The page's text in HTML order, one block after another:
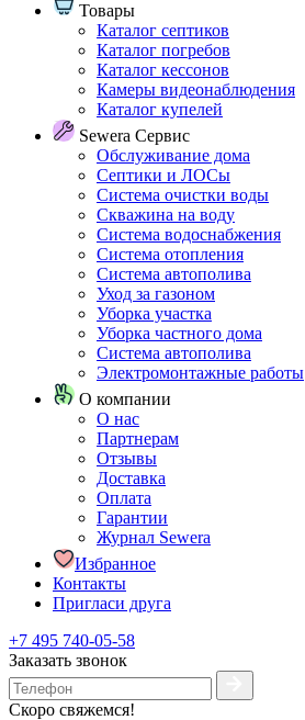
Товары
Каталог септиков
Каталог погребов
Каталог кессонов
Камеры видеонаблюдения
Каталог купелей
Sewera Сервис
Обслуживание дома
Септики и ЛОСы
Система очистки воды
Скважина на воду
Система водоснабжения
Система отопления
Система автополива
Уход за газоном
Уборка участка
Уборка частного дома
Система автополива
Электромонтажные работы
О компании
О нас
Партнерам
Отзывы
Доставка
Оплата
Гарантии
Журнал Sewera
Избранное
Контакты
Пригласи друга
+7 495 740-05-58
Заказать звонок
Скоро свяжемся!